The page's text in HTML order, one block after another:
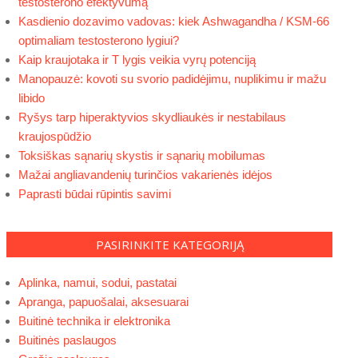
Kasdienio dozavimo vadovas: kiek Ashwagandha / KSM-66
optimaliam testosterono lygiui?
Kaip kraujotaka ir T lygis veikia vyrų potenciją
Manopauzė: kovoti su svorio padidėjimu, nuplikimu ir mažu
libido
Ryšys tarp hiperaktyvios skydliaukės ir nestabilaus
kraujospūdžio
Toksiškas sąnarių skystis ir sąnarių mobilumas
Mažai angliavandenių turinčios vakarienės idėjos
Paprasti būdai rūpintis savimi
PASIRINKITE KATEGORIJĄ
Aplinka, namui, sodui, pastatai
Apranga, papuošalai, aksesuarai
Buitinė technika ir elektronika
Buitinės paslaugos